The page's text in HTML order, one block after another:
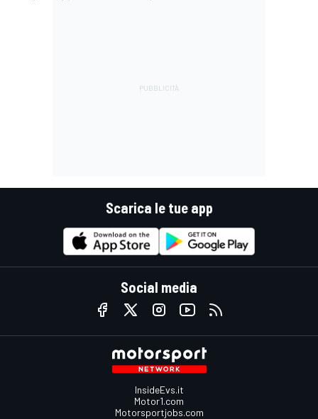
Scarica le tue app
Social media
InsideEvs.it
Motor1.com
Motorsportjobs.com